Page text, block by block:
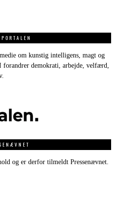
om kunstig intelligens, magt og
forandrer demokrati, arbejde, velfærd,
og er derfor tilmeldt Pressenævnet.